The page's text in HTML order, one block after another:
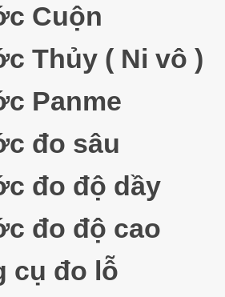
Cuộn
Thủy ( Ni vô )
Panme
đo sâu
đo độ dầy
đo độ cao
cụ đo lỗ